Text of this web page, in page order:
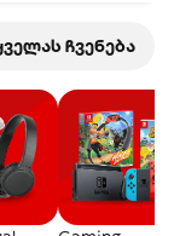
ჩვენება